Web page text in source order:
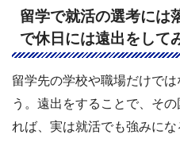
留学で就活の選考に
で休日には遠出をして
留学先の学校や職場だけで
う。遠出をすることで、そ
れば、実は就活でも強みに